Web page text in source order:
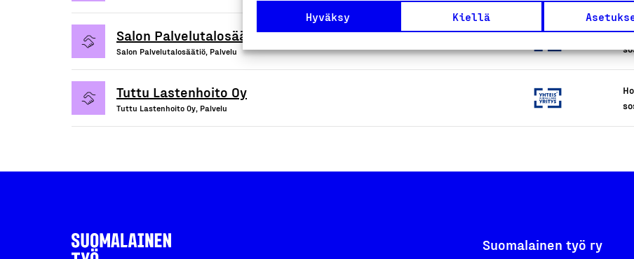
Hyväksy Kiellä
Salon Palvelutalosäätiö sr
Salon Palvelutalosäätiö, Palvelu
Tuttu Lastenhoito Oy
Tuttu Lastenhoito Oy, Palvelu
Suomalainen työ ry